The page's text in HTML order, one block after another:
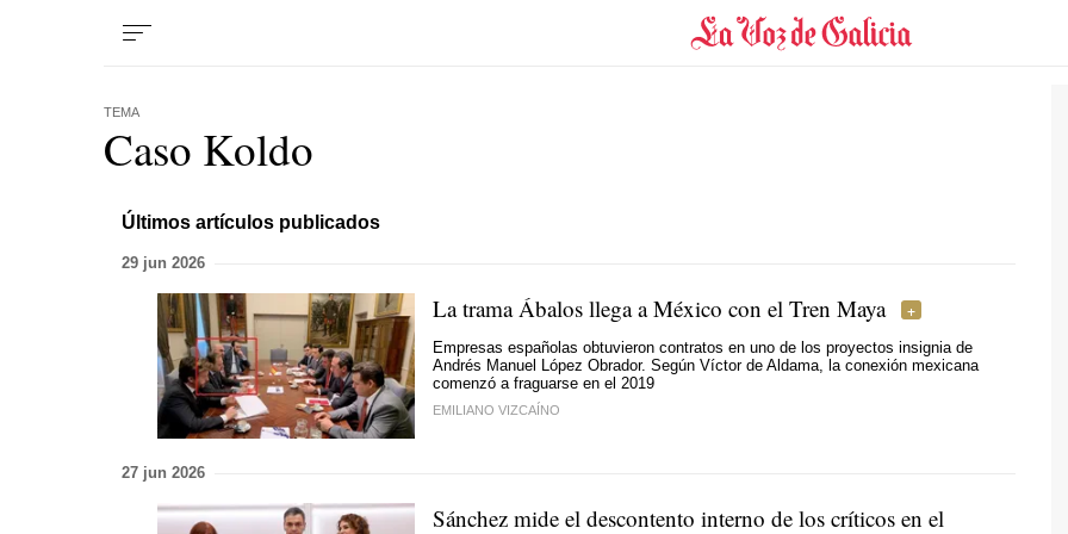
TEMA
Caso Koldo
Últimos artículos publicados
29 jun 2026
La trama Ábalos llega a México con el Tren Maya
Empresas españolas obtuvieron contratos en uno de los proyectos insignia de
Andrés Manuel López Obrador. Según Víctor de Aldama, la conexión mexicana
comenzó a fraguarse en el 2019
EMILIANO VIZCAÍNO
27 jun 2026
Sánchez mide el descontento interno de los críticos en el